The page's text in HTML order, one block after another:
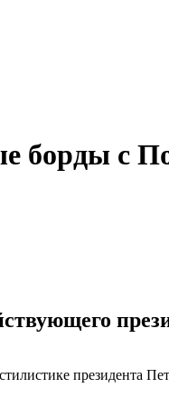
борды с
президента